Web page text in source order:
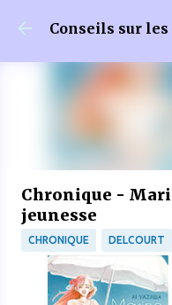
Accéder
Chronique -
jeunesse
CHRONIQUE DELCOURT